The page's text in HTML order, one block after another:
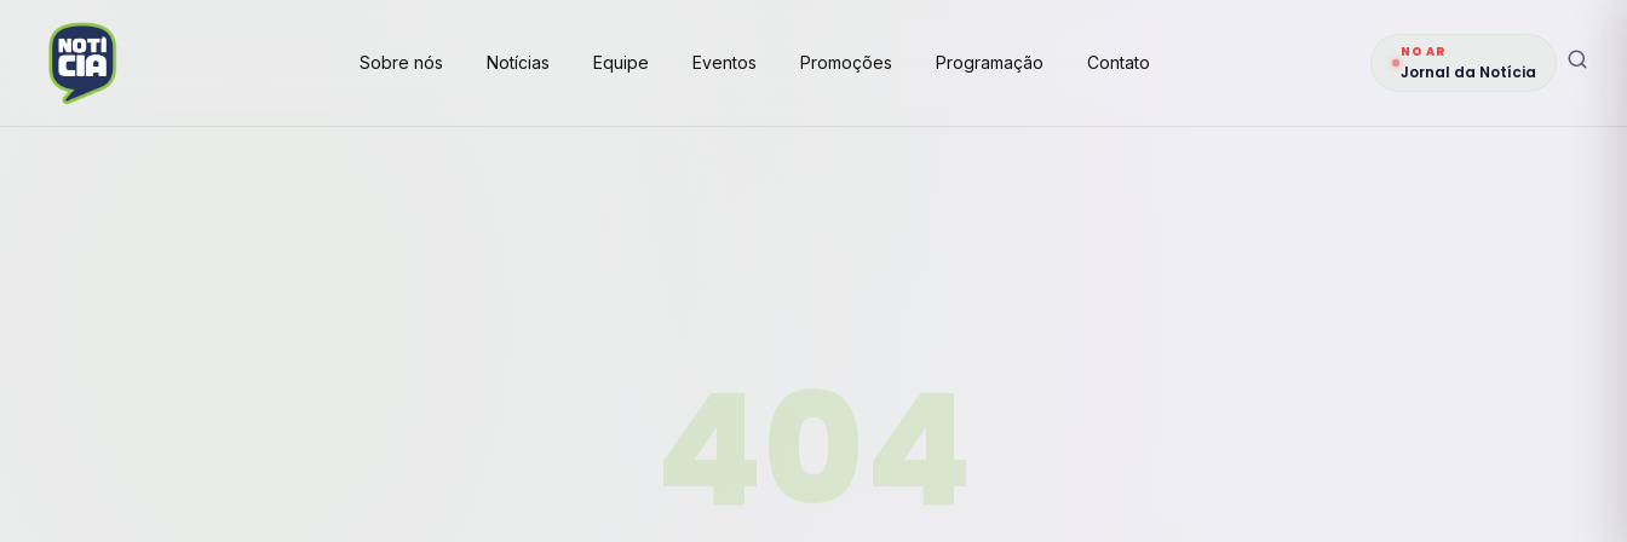
Sobre nós Notícias Equipe Eventos Promoções Programação Contato
NO AR
Jornal da Notícia
404